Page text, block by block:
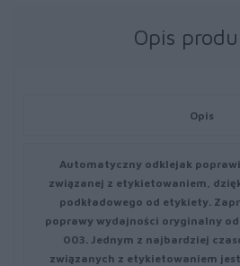
Opis
Opis
Automatyczny odklejak
związanej z etykietowaniem,
podkładowego od etykiety.
poprawy wydajności oryginalny
003. Jednym z najbardziej
związanych z etykietowaniem